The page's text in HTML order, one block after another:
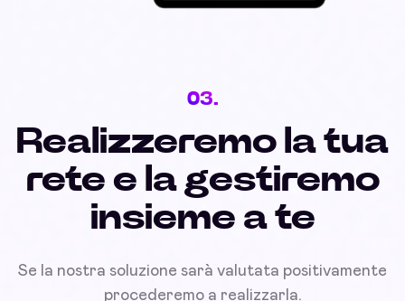
03.
Realizzeremo la tua
rete e la gestiremo
insieme a te
Se la nostra soluzione sarà valutata positivamente
procederemo a realizzarla.